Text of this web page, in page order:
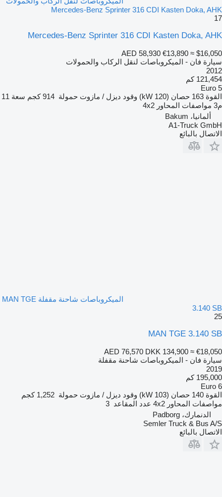
Mercedes-Benz Sprinter 316 CDI Kasten Doka, AHK
17
Mercedes-Benz Sprinter 316 CDI Kasten Doka, AHK
AED 58,930 €13,890 ≈ $16,050
سيارة فان - الميكروباصات لنقل الركاب والحمولات
2012
121,454 كم
Euro 5
القوة 163 حصان (120 kW) وقود ديزل / مازوت حمولة 914 كجم سعة 11
م3
مواصفات المحاور 4x2
ألمانيا، Bakum
A1-Truck GmbH
الاتصال بالبائع
الميكروباصات شاحنة مقفلة MAN TGE
3.140 SB
25
MAN TGE 3.140 SB
AED 76,570 DKK 134,900 ≈ €18,050
سيارة فان - الميكروباصات شاحنة مقفلة
2019
195,000 كم
Euro 6
القوة 140 حصان (103 kW) وقود ديزل / مازوت حمولة 1,252 كجم
مواصفات المحاور 4x2 عدد المقاعد 3
الدنمارك، Padborg
Semler Truck & Bus A/S
الاتصال بالبائع